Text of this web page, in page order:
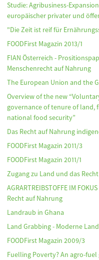
Studie: Agribusiness-
europäischer privater und
"Die Zeit ist reif für
FOODFirst Magazin 2013/1
FIAN Österreich -
Menschenrecht auf Nahrung
The European Union and the
Overview of the new
governance of tenure of land,
national food security”
Das Recht auf Nahrung
FOODFirst Magazin 2011/3
FOODFirst Magazin 2011/1
Zugang zu Land und das
AGRARTREIBSTOFFE IM
Recht auf Nahrung
Landraub in Ghana
Land Grabbing - Moderne
FOODFirst Magazin 2009/3
Fuelling Poverty? An agro-